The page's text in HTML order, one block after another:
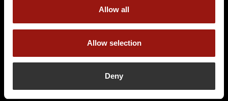
Allow all
Allow selection
Deny
Auf der Karte anzeigen
Tickets kaufen